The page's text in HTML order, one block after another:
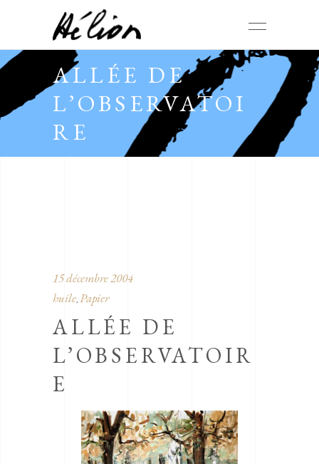
ALLÉE DE
L’OBSERVATOI
RE
15 décembre 2004
huile, Papier
ALLÉE DE
L’OBSERVATOIR
E